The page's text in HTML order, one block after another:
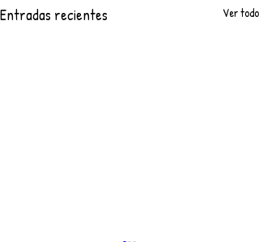
Entradas recientes Ver todo